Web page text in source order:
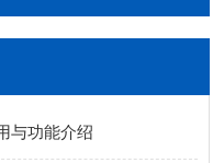
与功能介绍